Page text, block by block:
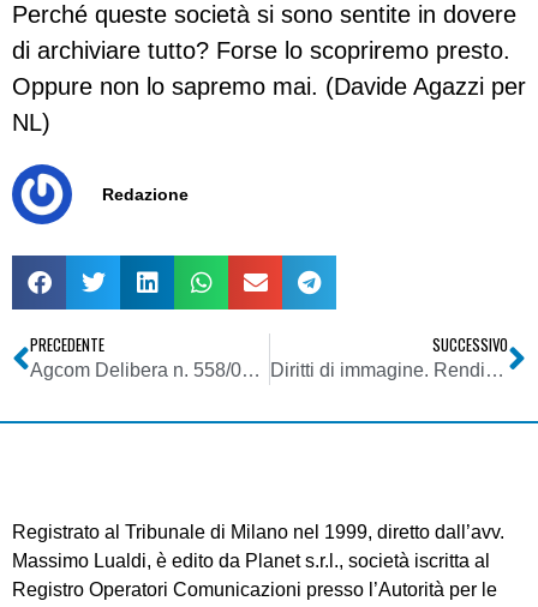
Perché queste società si sono sentite in dovere
di archiviare tutto? Forse lo scopriremo presto.
Oppure non lo sapremo mai. (Davide Agazzi per
NL)
Redazione
PRECEDENTE
Agcom Delibera n. 558/09/CONS
SUCCESSIVO
Diritti di immagine. Rendita vitalizia come corrispettivo della cessione – Trattamento tributario
Registrato al Tribunale di Milano nel 1999, diretto dall’avv.
Massimo Lualdi, è edito da Planet s.r.l., società iscritta al
Registro Operatori Comunicazioni presso l’Autorità per le